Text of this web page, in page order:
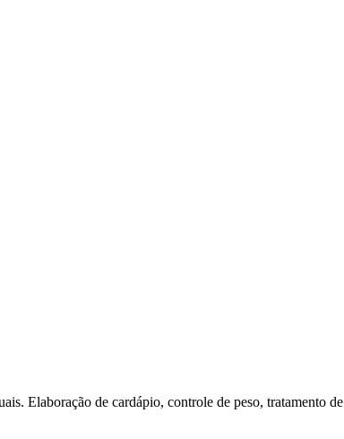
Elaboração de cardápio, controle de peso, tratamento de